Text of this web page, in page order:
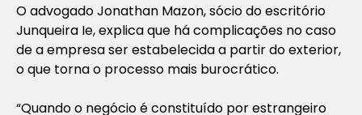
O advogado Jonathan Mazon, sócio do escritório
Junqueira Ie, explica que há complicações no caso
de a empresa ser estabelecida a partir do exterior,
o que torna o processo mais burocrático.
“Quando o negócio é constituído por estrangeiro